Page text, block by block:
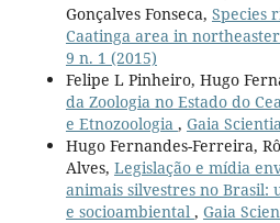
Gonçalves Fonseca, Species
Caatinga area in
9 n. 1 (2015)
Felipe L Pinheiro, Hugo
da Zoologia no Estado do
e Etnozoologia , Gaia
Hugo Fernandes-Ferreira,
Alves, Legislação e mídia
animais silvestres no Brasil:
e socioambiental , Gaia